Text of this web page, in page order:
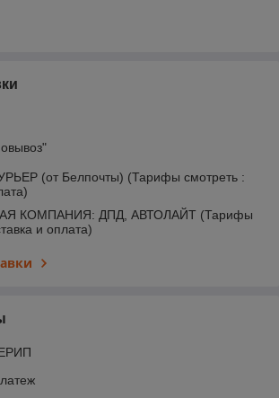
(от Белпочты) (Тарифы смотреть :
КОМПАНИЯ: ДПД, АВТОЛАЙТ (Тарифы
и оплата)